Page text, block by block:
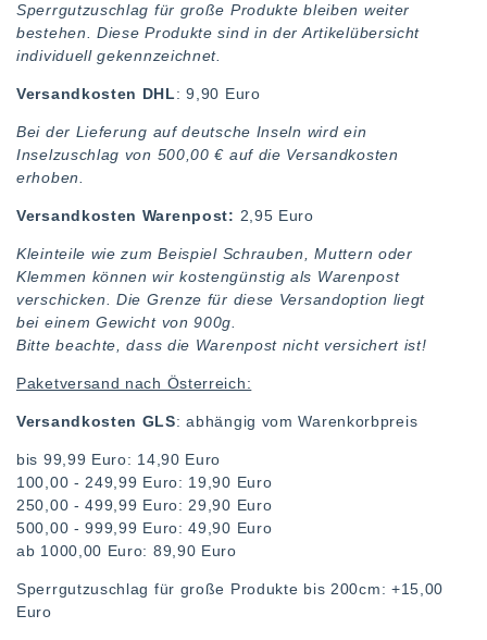
Sperrgutzuschlag für große Produkte bleiben weiter
bestehen. Diese Produkte sind in der Artikelübersicht
individuell gekennzeichnet.
Versandkosten DHL: 9,90 Euro
Bei der Lieferung auf deutsche Inseln wird ein
Inselzuschlag von 500,00 € auf die Versandkosten
erhoben.
Versandkosten Warenpost: 2,95 Euro
Kleinteile wie zum Beispiel Schrauben, Muttern oder
Klemmen können wir kostengünstig als Warenpost
verschicken. Die Grenze für diese Versandoption liegt
bei einem Gewicht von 900g.
Bitte beachte, dass die Warenpost nicht versichert ist!
Paketversand nach Österreich:
Versandkosten GLS: abhängig vom Warenkorbpreis
bis 99,99 Euro: 14,90 Euro
100,00 - 249,99 Euro: 19,90 Euro
250,00 - 499,99 Euro: 29,90 Euro
500,00 - 999,99 Euro: 49,90 Euro
ab 1000,00 Euro: 89,90 Euro
Sperrgutzuschlag für große Produkte bis 200cm: +15,00
Euro